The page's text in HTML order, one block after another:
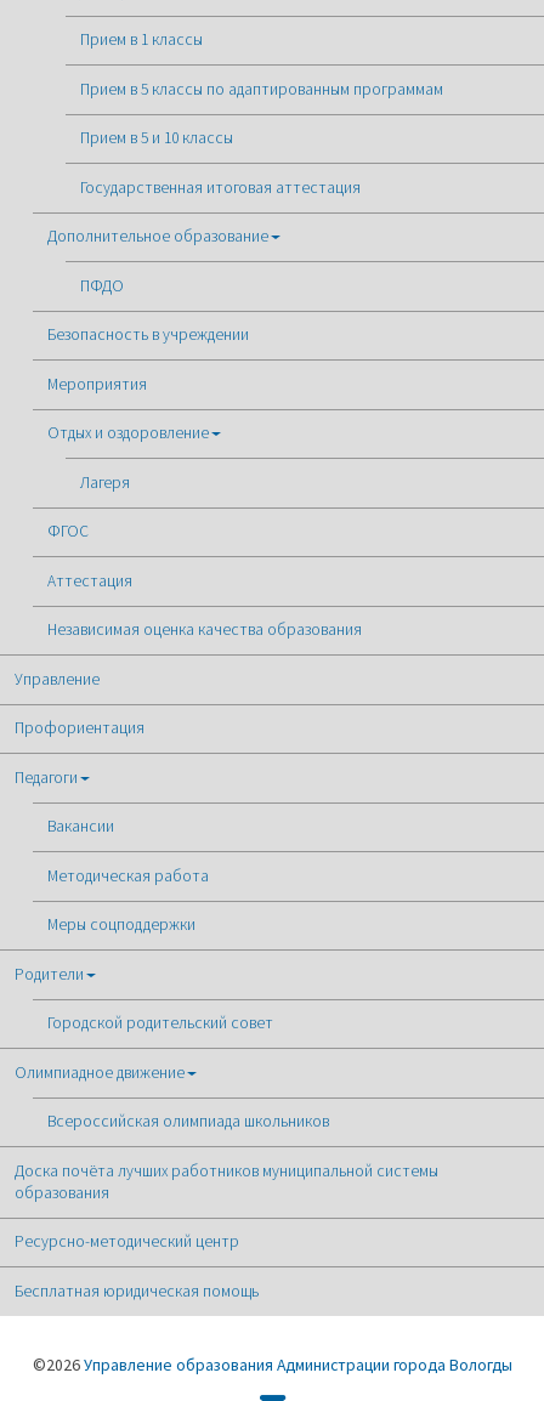
Прием в 1 классы
Прием в 5 классы по адаптированным программам
Прием в 5 и 10 классы
Государственная итоговая аттестация
Дополнительное образование
ПФДО
Безопасность в учреждении
Мероприятия
Отдых и оздоровление
Лагеря
ФГОС
Аттестация
Независимая оценка качества образования
Управление
Профориентация
Педагоги
Вакансии
Методическая работа
Меры соцподдержки
Родители
Городской родительский совет
Олимпиадное движение
Всероссийская олимпиада школьников
Доска почёта лучших работников муниципальной системы
образования
Ресурсно-методический центр
Бесплатная юридическая помощь
©2026Управление образования Администрации города Вологды